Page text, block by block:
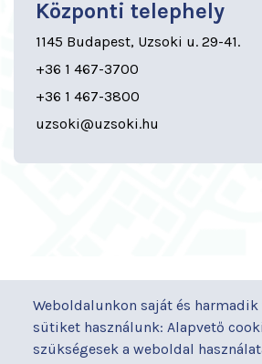
Weboldalunkon saját és
sütiket használunk: Alapvető
szükségesek a weboldal
Központi telephely
1145 Budapest, Uzsoki u. 29-41.
+36 1 467-3700
+36 1 467-3800
uzsoki@uzsoki.hu
Járóbeteg-ellátás
Orvosaink
Osztályaink
Galéria